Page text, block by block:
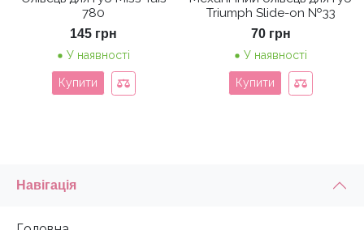
780
145 грн
У наявності
Купити
Triumph Slide-on №33
70 грн
У наявності
Купити
Навігація